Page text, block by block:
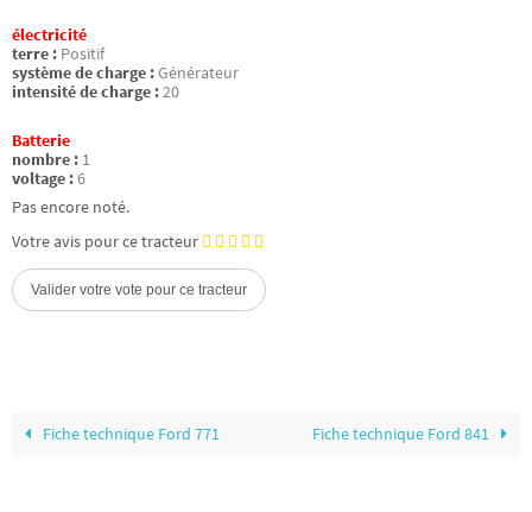
électricité
terre : Positif
système de charge :Générateur
intensité de charge :20
Batterie
nombre : 1
voltage :6
Pas encore noté.
Votre avis pour ce tracteur
Fiche technique Ford 771 Fiche technique Ford 841